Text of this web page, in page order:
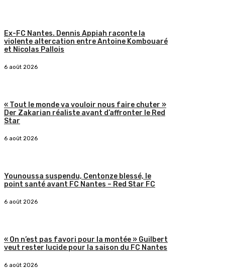
Ex-FC Nantes. Dennis Appiah raconte la
violente altercation entre Antoine Kombouaré
et Nicolas Pallois
6 août 2026
« Tout le monde va vouloir nous faire chuter »
Der Zakarian réaliste avant d’affronter le Red
Star
6 août 2026
Younoussa suspendu, Centonze blessé, le
point santé avant FC Nantes – Red Star FC
6 août 2026
« On n’est pas favori pour la montée » Guilbert
veut rester lucide pour la saison du FC Nantes
6 août 2026